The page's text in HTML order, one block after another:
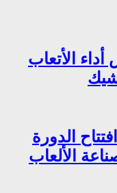
الأتعاب
الدورة
الألعاب